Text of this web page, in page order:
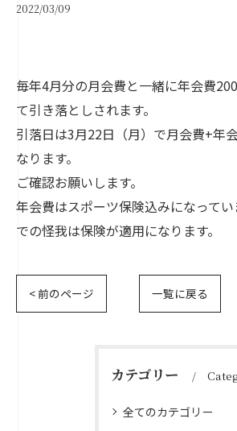
2022/03/09
毎年4月分の月会費と一緒に年会費
て引き落としされます。
引落日は3月22日（月）で月会費+年
なります。
ご確認お願いします。
年会費はスポーツ保険込みになって
での怪我は保険が適用になります。
< 前のページ 一覧に戻る
カテゴリー
全てのカテゴリー